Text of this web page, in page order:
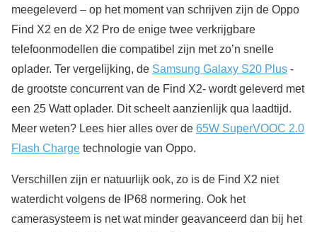
meegeleverd – op het moment van schrijven zijn de Oppo
Find X2 en de X2 Pro de enige twee verkrijgbare
telefoonmodellen die compatibel zijn met zo’n snelle
oplader. Ter vergelijking, de Samsung Galaxy S20 Plus -
de grootste concurrent van de Find X2- wordt geleverd met
een 25 Watt oplader. Dit scheelt aanzienlijk qua laadtijd.
Meer weten? Lees hier alles over de 65W SuperVOOC 2.0
Flash Charge technologie van Oppo.
Verschillen zijn er natuurlijk ook, zo is de Find X2 niet
waterdicht volgens de IP68 normering. Ook het
camerasysteem is net wat minder geavanceerd dan bij het